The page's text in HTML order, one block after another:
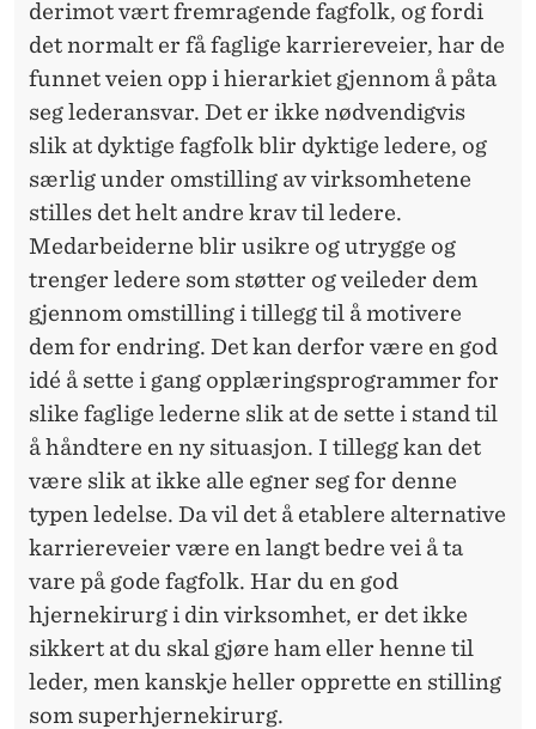
derimot vært fremragende fagfolk, og fordi
det normalt er få faglige karriereveier, har de
funnet veien opp i hierarkiet gjennom å påta
seg lederansvar. Det er ikke nødvendigvis
slik at dyktige fagfolk blir dyktige ledere, og
særlig under omstilling av virksomhetene
stilles det helt andre krav til ledere.
Medarbeiderne blir usikre og utrygge og
trenger ledere som støtter og veileder dem
gjennom omstilling i tillegg til å motivere
dem for endring. Det kan derfor være en god
idé å sette i gang opplæringsprogrammer for
slike faglige lederne slik at de sette i stand til
å håndtere en ny situasjon. I tillegg kan det
være slik at ikke alle egner seg for denne
typen ledelse. Da vil det å etablere alternative
karriereveier være en langt bedre vei å ta
vare på gode fagfolk. Har du en god
hjernekirurg i din virksomhet, er det ikke
sikkert at du skal gjøre ham eller henne til
leder, men kanskje heller opprette en stilling
som superhjernekirurg.